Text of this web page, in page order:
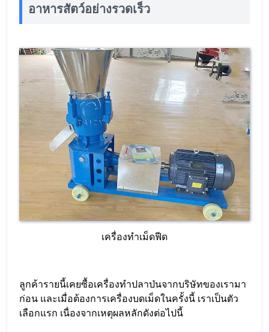
อาหารสัตว์อย่างรวดเร็ว
เครื่องทำเม็ดฟีด
ลูกค้ารายนี้เคยซื้อเครื่องทำปลาป่นจากบริษัทของเรามา
ก่อน และเมื่อต้องการเครื่องบดเม็ดในครั้งนี้ เราเป็นตัว
เลือกแรก เนื่องจากเหตุผลหลักดังต่อไปนี้